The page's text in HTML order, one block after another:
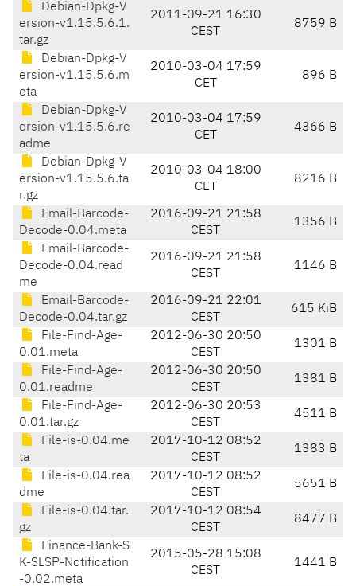
Debian-Dpkg-V
ersion-v1.15.5.6.1.
tar.gz
2011-09-21 16:30
CEST
8759 B
Debian-Dpkg-V
ersion-v1.15.5.6.m
eta
2010-03-04 17:59
CET
896 B
Debian-Dpkg-V
ersion-v1.15.5.6.re
adme
2010-03-04 17:59
CET
4366 B
Debian-Dpkg-V
ersion-v1.15.5.6.ta
r.gz
2010-03-04 18:00
CET
8216 B
Email-Barcode-
Decode-0.04.meta
2016-09-21 21:58
CEST
1356 B
Email-Barcode-
Decode-0.04.read
me
2016-09-21 21:58
CEST
1146 B
Email-Barcode-
Decode-0.04.tar.gz
2016-09-21 22:01
CEST
615 KiB
File-Find-Age-
0.01.meta
2012-06-30 20:50
CEST
1301 B
File-Find-Age-
0.01.readme
2012-06-30 20:50
CEST
1381 B
File-Find-Age-
0.01.tar.gz
2012-06-30 20:53
CEST
4511 B
File-is-0.04.me
ta
2017-10-12 08:52
CEST
1383 B
File-is-0.04.rea
dme
2017-10-12 08:52
CEST
5651 B
File-is-0.04.tar.
gz
2017-10-12 08:54
CEST
8477 B
Finance-Bank-S
K-SLSP-Notification
-0.02.meta
2015-05-28 15:08
CEST
1441 B